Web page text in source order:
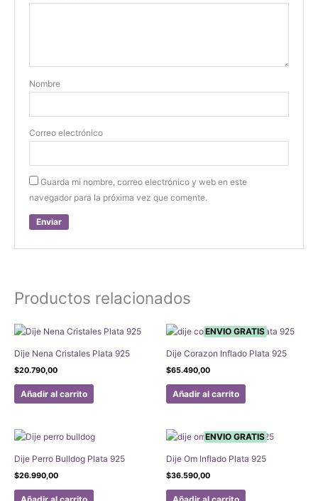
Nombre
Correo electrónico
Guarda mi nombre, correo electrónico y web en este
navegador para la próxima vez que comente.
Productos relacionados
Dije Nena Cristales Plata 925
$20.790,00
Añadir al carrito
ENVIO GRATIS
Dije Corazon Inflado Plata 925
$65.490,00
Añadir al carrito
Dije Perro Bulldog Plata 925
$26.990,00
ENVIO GRATIS
Dije Om Inflado Plata 925
$36.590,00